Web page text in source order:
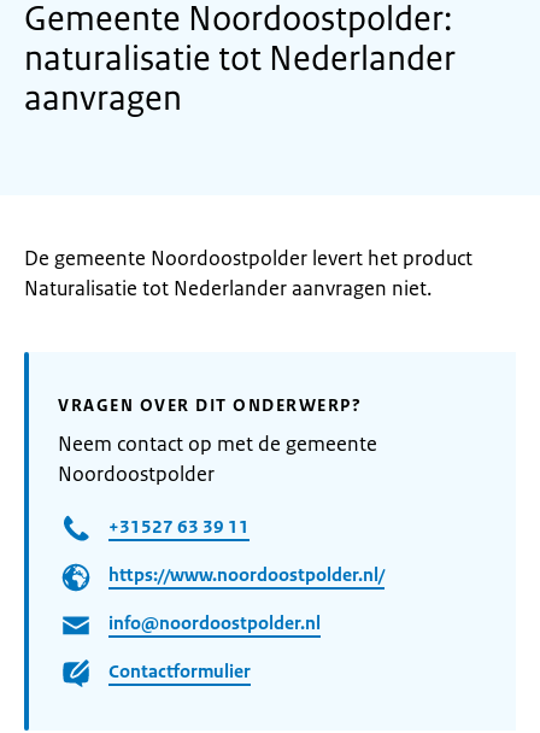
Gemeente Noordoostpolder:
naturalisatie tot Nederlander
aanvragen
De gemeente Noordoostpolder levert het product
Naturalisatie tot Nederlander aanvragen niet.
VRAGEN OVER DIT ONDERWERP?
Neem contact op met de gemeente
Noordoostpolder
+31527 63 39 11
https://www.noordoostpolder.nl/
info@noordoostpolder.nl
Contactformulier